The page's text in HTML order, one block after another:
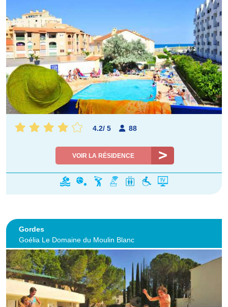
4.2/ 5 88
VOIR LA RÉSIDENCE
Gordes
Goélia Le Domaine du Moulin Blanc